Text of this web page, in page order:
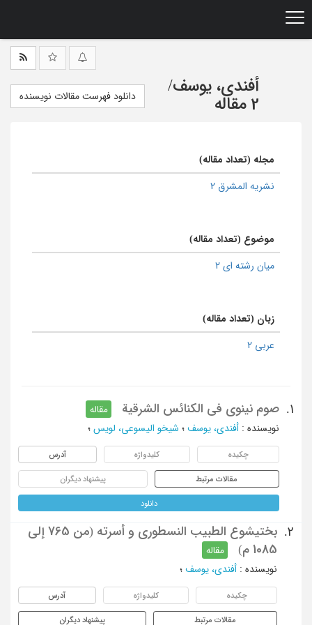
أفندی، یوسف/
2 مقاله
دانلود فهرست مقالات نویسنده
مجله (تعداد مقاله)
نشریه المشرق 2
موضوع (تعداد مقاله)
میان رشته ای 2
زبان (تعداد مقاله)
عربی 2
1. صوم نینوی فی الکنائس الشرقیة
مقاله
نویسنده : أفندی، یوسف ؛ شیخو الیسوعی، لویس ؛
چکیده کلیدواژه آدرس
مقالات مرتبط پیشنهاد دیگران
دانلود
2.
بختیشوع الطبیب النسطوری و أسرته (من 765 إلی
1085 م)
مقاله
نویسنده : أفندی، یوسف ؛
چکیده کلیدواژه آدرس
مقالات مرتبط پیشنهاد دیگران